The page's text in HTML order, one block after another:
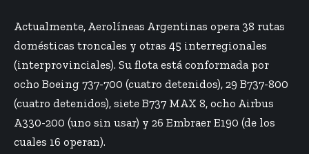
Actualmente, Aerolíneas Argentinas opera 38 rutas
domésticas troncales y otras 45 interregionales
(interprovinciales). Su flota está conformada por
ocho Boeing 737-700 (cuatro detenidos), 29 B737-800
(cuatro detenidos), siete B737 MAX 8, ocho Airbus
A330-200 (uno sin usar) y 26 Embraer E190 (de los
cuales 16 operan).